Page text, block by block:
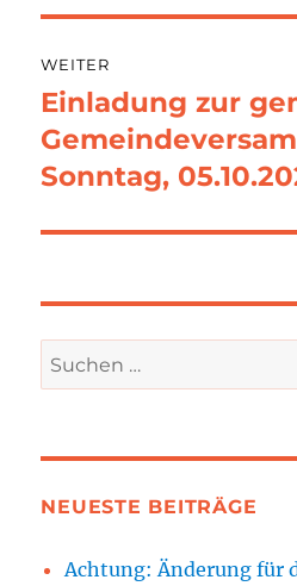
WEITER
Nächster
Beitrag:
Einladung zur
Sonntag,
Suchen
nach:
NEUESTE BEITRÄGE
Achtung: Änderung für